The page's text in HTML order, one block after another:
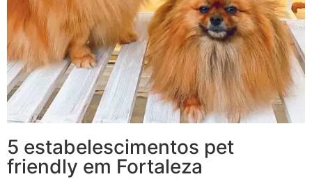
5 estabelescimentos pet
friendly em Fortaleza